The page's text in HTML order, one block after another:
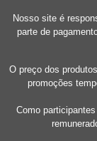
Nosso site é
parte de
O preço dos
promoções
Como